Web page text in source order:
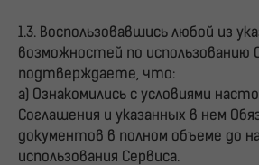
1.3. Воспользовавшись любой из
возможностей по использованию
подтверждаете, что:
а) Ознакомились с условиями
Соглашения и указанных в нем
документов в полном объеме до
использования Сервиса.